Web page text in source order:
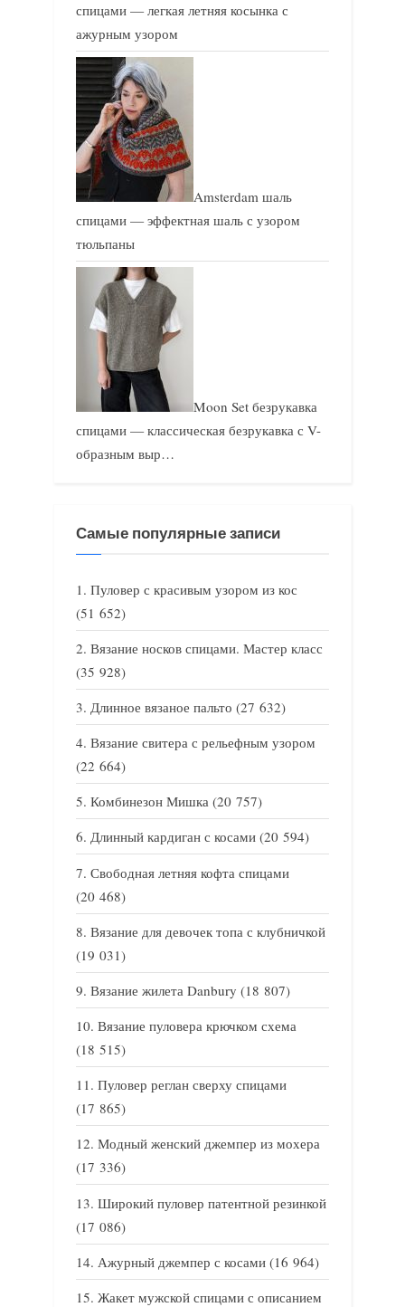
спицами — легкая летняя косынка с
ажурным узором
Amsterdam шаль
спицами — эффектная шаль с узором
тюльпаны
Moon Set безрукавка
спицами — классическая безрукавка с V-
образным выр…
Самые популярные записи
Пуловер с красивым узором из кос
(51 652)
Вязание носков спицами. Мастер класс
(35 928)
Длинное вязаное пальто (27 632)
Вязание свитера с рельефным узором
(22 664)
Комбинезон Мишка (20 757)
Длинный кардиган с косами (20 594)
Свободная летняя кофта спицами
(20 468)
Вязание для девочек топа с клубничкой
(19 031)
Вязание жилета Danbury (18 807)
Вязание пуловера крючком схема
(18 515)
Пуловер реглан сверху спицами
(17 865)
Модный женский джемпер из мохера
(17 336)
Широкий пуловер патентной резинкой
(17 086)
Ажурный джемпер с косами (16 964)
Жакет мужской спицами с описанием